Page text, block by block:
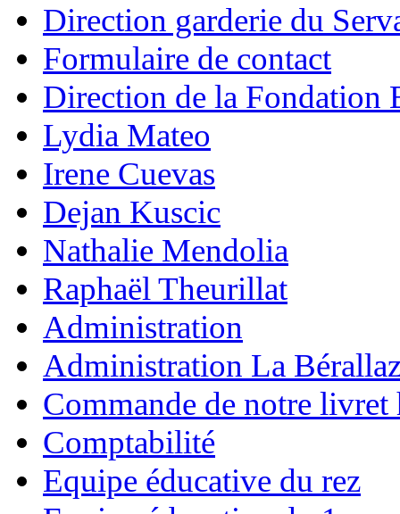
Direction garderie du
Formulaire de contact
Direction de la Fondation
Lydia Mateo
Irene Cuevas
Dejan Kuscic
Nathalie Mendolia
Raphaël Theurillat
Administration
Administration La
Commande de notre livret
Comptabilité
Equipe éducative du rez